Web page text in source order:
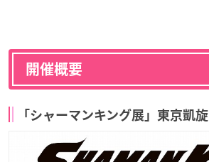
開催概要
「シャーマンキング展」東京凱旋